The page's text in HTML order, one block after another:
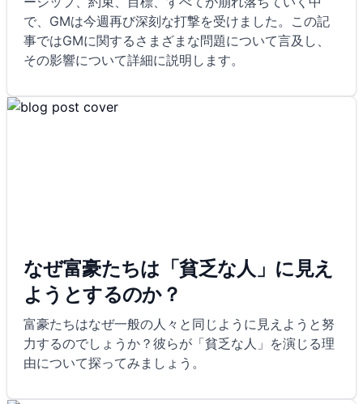
で、GMは今週再び深刻な打撃を受けました。この記
事ではGMに関するさまざまな問題について言及し、
その影響について詳細に説明します。
なぜ富豪たちは「貧乏な人」に見え
ようとするのか？
富豪たちはなぜ一般の人々と同じように見えようと努
力するのでしょうか？彼らが「貧乏な人」を演じる理
由について探ってみましょう。